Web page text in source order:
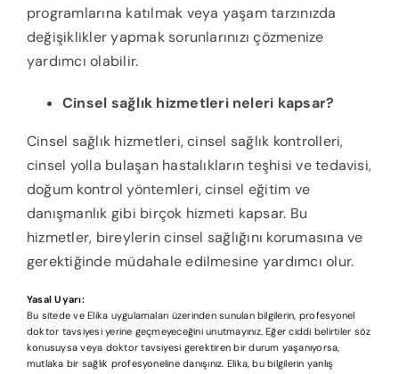
programlarına katılmak veya yaşam tarzınızda
değişiklikler yapmak sorunlarınızı çözmenize
yardımcı olabilir.
Cinsel sağlık hizmetleri neleri kapsar?
Cinsel sağlık hizmetleri, cinsel sağlık kontrolleri,
cinsel yolla bulaşan hastalıkların teşhisi ve tedavisi,
doğum kontrol yöntemleri, cinsel eğitim ve
danışmanlık gibi birçok hizmeti kapsar. Bu
hizmetler, bireylerin cinsel sağlığını korumasına ve
gerektiğinde müdahale edilmesine yardımcı olur.
Yasal Uyarı:
Bu sitede ve Elika uygulamaları üzerinden sunulan bilgilerin, profesyonel
doktor tavsiyesi yerine geçmeyeceğini unutmayınız. Eğer ciddi belirtiler söz
konusuysa veya doktor tavsiyesi gerektiren bir durum yaşanıyorsa,
mutlaka bir sağlık profesyoneline danışınız. Elika, bu bilgilerin yanlış